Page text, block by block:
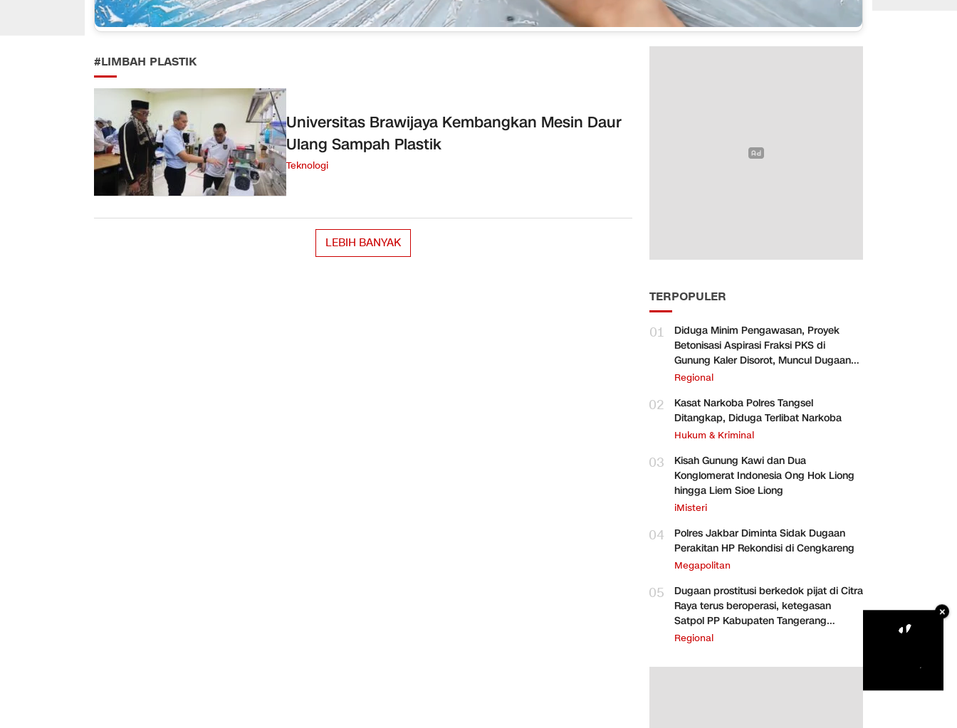
#LIMBAH PLASTIK
Universitas Brawijaya Kembangkan Mesin Daur
Ulang Sampah Plastik
Teknologi
LEBIH BANYAK
TERPOPULER
01
Diduga Minim Pengawasan, Proyek
Betonisasi Aspirasi Fraksi PKS di
Gunung Kaler Disorot, Muncul Dugaan
Pengurangan Volume
Regional
02
Kasat Narkoba Polres Tangsel
Ditangkap, Diduga Terlibat Narkoba
Hukum & Kriminal
03
Kisah Gunung Kawi dan Dua
Konglomerat Indonesia Ong Hok Liong
hingga Liem Sioe Liong
iMisteri
04
Polres Jakbar Diminta Sidak Dugaan
Perakitan HP Rekondisi di Cengkareng
Megapolitan
05
Dugaan prostitusi berkedok pijat di Citra
Raya terus beroperasi, ketegasan
Satpol PP Kabupaten Tangerang
dipertanyakan
Regional
×